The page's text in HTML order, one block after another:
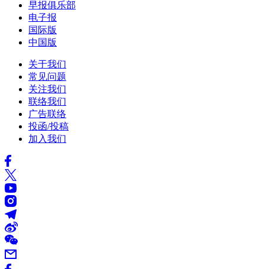
早报俱乐部
电子报
国际版
中国版
关于我们
常见问题
关注我们
联络我们
广告联络
投函/投稿
加入我们